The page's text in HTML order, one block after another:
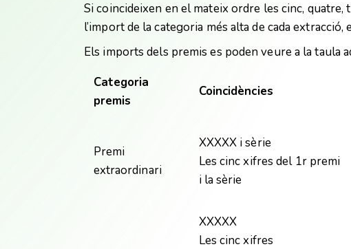
Si coincideixen en el mateix ordre les cinc,
l’import de la categoria més alta de cada
Els imports dels premis es poden veure a la taula
Categoria
premis
Coincidències
Premi
extraordinari
XXXXX i sèrie
Les cinc xifres del 1r premi
i la sèrie
XXXXX
Les cinc xifres